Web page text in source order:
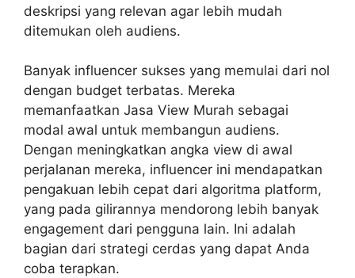
deskripsi yang relevan agar lebih mudah
ditemukan oleh audiens.
Banyak influencer sukses yang memulai dari nol
dengan budget terbatas. Mereka
memanfaatkan Jasa View Murah sebagai
modal awal untuk membangun audiens.
Dengan meningkatkan angka view di awal
perjalanan mereka, influencer ini mendapatkan
pengakuan lebih cepat dari algoritma platform,
yang pada gilirannya mendorong lebih banyak
engagement dari pengguna lain. Ini adalah
bagian dari strategi cerdas yang dapat Anda
coba terapkan.